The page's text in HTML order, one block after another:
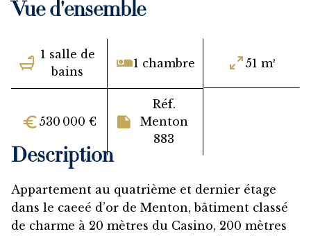
Vue d'ensemble
1 salle de
bains
1 chambre 51 m²
530 000 €
Réf.
Menton
883
Description
Appartement au quatrième et dernier étage
dans le caeeé d’or de Menton, bâtiment classé
de charme à 20 mètres du Casino, 200 mètres